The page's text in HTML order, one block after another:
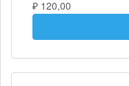
₽ 120,00